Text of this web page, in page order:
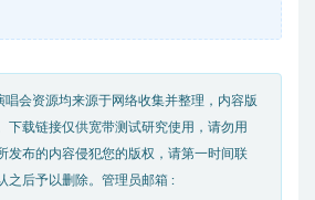
唱会资源均来源于网络收集并整理，内容版
下载链接仅供宽带测试研究使用，请勿用
发布的内容侵犯您的版权，请第一时间联
之后予以删除。管理员邮箱 :